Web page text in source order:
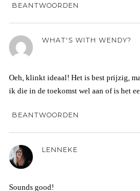
BEANTWOORDEN
WHAT'S WITH WENDY?
Oeh, klinkt ideaal! Het is best prijzig,
ik die in de toekomst wel aan of is het
BEANTWOORDEN
LENNEKE
Sounds good!